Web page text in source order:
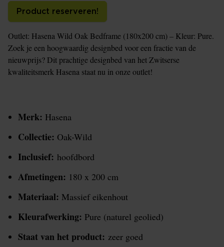
Product reserveren!
Outlet: Hasena Wild Oak Bedframe (180x200 cm) – Kleur: Pure.
Zoek je een hoogwaardig designbed voor een fractie van de
nieuwprijs? Dit prachtige designbed van het Zwitserse
kwaliteitsmerk Hasena staat nu in onze outlet!
Merk: Hasena
Collectie: Oak-Wild
Inclusief: hoofdbord
Afmetingen: 180 x 200 cm
Materiaal: Massief eikenhout
Kleurafwerking: Pure (naturel geolied)
Staat van het product: zeer goed